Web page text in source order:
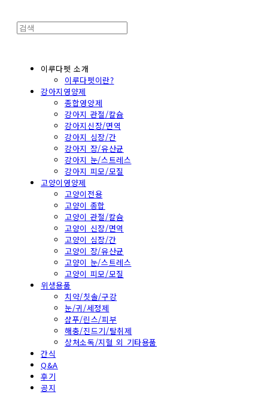
이루다펫 소개
이루다펫이란?
강아지영양제
종합영양제
강아지 관절/칼슘
강아지신장/면역
강아지 심장/간
강아지 장/유산균
강아지 눈/스트레스
강아지 피모/모질
고양이영양제
고양이전용
고양이 종합
고양이 관절/칼슘
고양이 신장/면역
고양이 심장/간
고양이 장/유산균
고양이 눈/스트레스
고양이 피모/모질
위생용품
치약/칫솔/구강
눈/귀/세정제
샴푸/린스/피부
해충/진드기/탈취제
상처소독/지혈 외 기타용품
간식
Q&A
후기
공지